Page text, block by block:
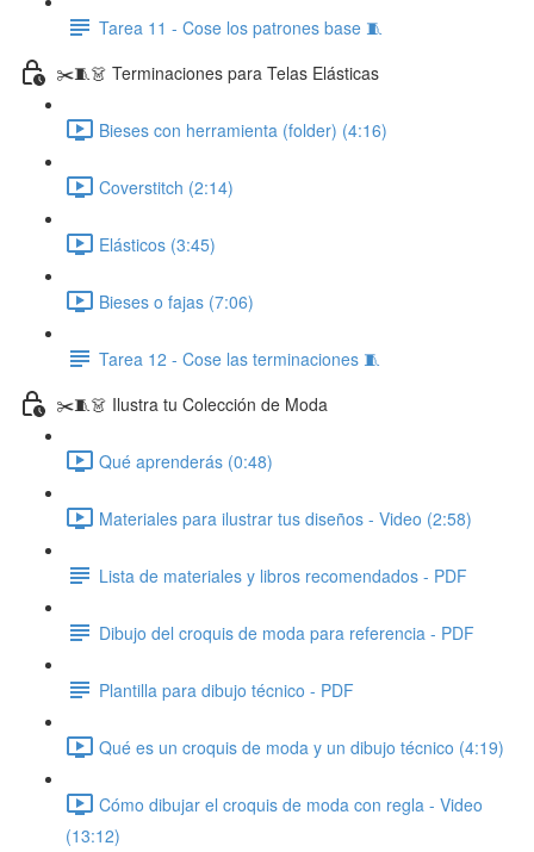
Tarea 11 - Cose los patrones base 🧵
✂️🧵👗 Terminaciones para Telas Elásticas
Bieses con herramienta (folder) (4:16)
Coverstitch (2:14)
Elásticos (3:45)
Bieses o fajas (7:06)
Tarea 12 - Cose las terminaciones 🧵
✂️🧵👗 Ilustra tu Colección de Moda
Qué aprenderás (0:48)
Materiales para ilustrar tus diseños - Video (2:58)
Lista de materiales y libros recomendados - PDF
Dibujo del croquis de moda para referencia - PDF
Plantilla para dibujo técnico - PDF
Qué es un croquis de moda y un dibujo técnico (4:19)
Cómo dibujar el croquis de moda con regla - Video
(13:12)